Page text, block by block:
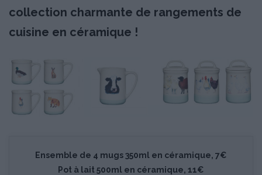
collection charmante de rangements de
cuisine en céramique !
Ensemble de 4 mugs 350ml en céramique, 7€
Pot à lait 500ml en céramique, 11€